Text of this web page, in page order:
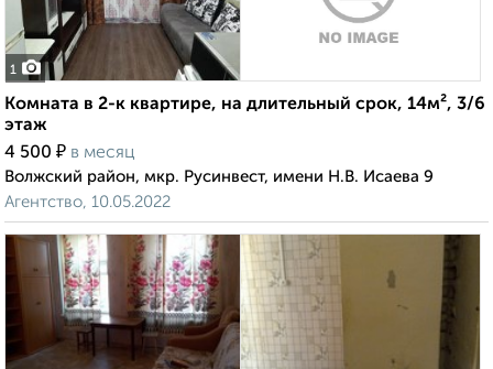
1
Комната в 2-к квартире, на длительный срок, 14м², 3/6
этаж
4 500 ₽ в месяц
Волжский район, мкр. Русинвест, имени Н.В. Исаева 9
Агентство, 10.05.2022